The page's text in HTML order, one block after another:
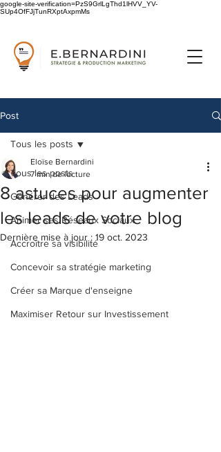
google-site-verification=PzS9GrlLgThd1lHVV_YV-
SUp4OfFJjTunRXptAxpmMs
Post
Tous les posts
Générer des Leads
Animer ses Réseaux Sociaux
Accroître sa visibilité
Concevoir sa stratégie marketing
Créer sa Marque d'enseigne
Maximiser Retour sur Investissement
Tous les posts
8 astuces pour augmenter
les leads de votre blog
Eloïse Bernardini
7 min de lecture
Dernière mise à jour : 19 oct. 2023